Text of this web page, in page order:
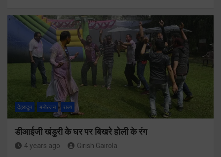
देहरादून मनोरंजन राज्य
डीआईजी खंडुरी के घर पर बिखरे होली के रंग
4 years ago Girish Gairola